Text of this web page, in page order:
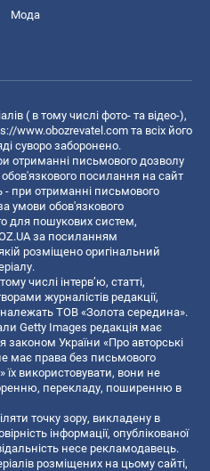
Мода
( в тому числі фото- та відео-),
www.obozrevatel.com та всіх його
суворо заборонено.
отриманні письмового дозволу
посилання на сайт
- при отриманні письмового
умови обов'язкового
для пошукових систем,
за посиланням
розміщено оригінальний
числі інтерв’ю, статті,
журналістів редакції,
ТОВ «Золота середина».
Getty Images редакція має
законом України «Про авторські
має права без письмового
використовувати, вони не
перекладу, поширенню в
точку зору, викладену в
інформації, опублікованої
несе рекламодавець.
розміщених на цьому сайті,